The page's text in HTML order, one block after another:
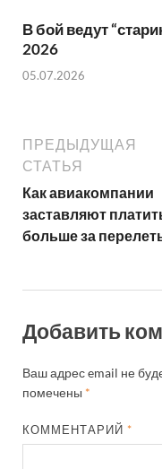
В бой ведут
2026
05.07.2026
ПРЕДЫДУЩАЯ
СТАТЬЯ
Как авиакомпании
заставляют
больше за
Добавить
Ваш адрес email не
помечены *
КОММЕНТАРИЙ*